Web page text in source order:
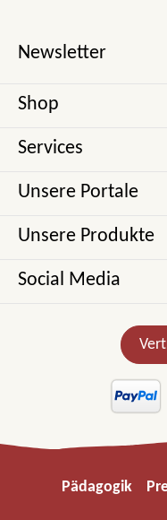
Newsletter
Shop
Services
Unsere Portale
Unsere Produkte
Social Media
Pädagogik